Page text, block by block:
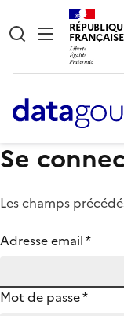
FRANÇAISE
Se
Les champs
Adresse email*
Mot de passe*